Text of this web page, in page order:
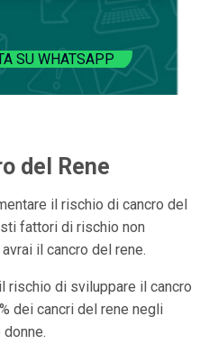
SU WHATSAPP
del Rene
il rischio di cancro del
fattori di rischio non
il cancro del rene.
rischio di sviluppare il cancro
dei cancri del rene negli